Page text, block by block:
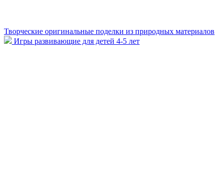
Творческие оригинальные поделки из природных материалов
Игры развивающие для детей 4-5 лет